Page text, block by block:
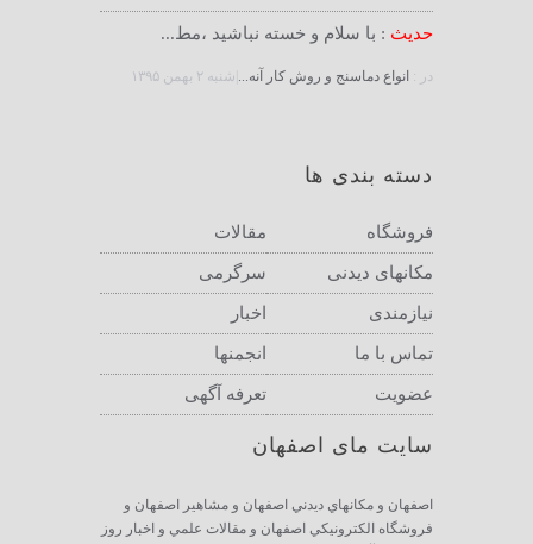
حدیث : با سلام و خسته نباشید ،مط...
در : انواع دماسنج و روش كار آنه... |شنبه ۲ بهمن ۱۳۹۵
دسته بندی ها
مقالات فروشگاه
سرگرمی مکانهای دیدنی
اخبار نیازمندی
انجمنها تماس با ما
تعرفه آگهی عضویت
سایت مای اصفهان
اصفهان و مكانهاي ديدني اصفهان و مشاهير اصفهان و
فروشگاه الكترونيكي اصفهان و مقالات علمي و اخبار روز